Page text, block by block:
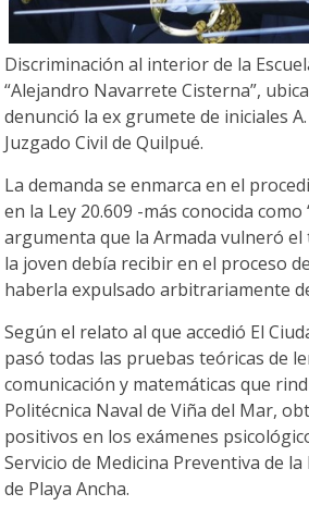
Discriminación al interior de la
“Alejandro Navarrete Cisterna”,
denunció la ex grumete de iniciales
Juzgado Civil de Quilpué.
La demanda se enmarca en el
en la Ley 20.609 -más conocida como
argumenta que la Armada vulneró
la joven debía recibir en el proceso
haberla expulsado arbitrariamente
Según el relato al que accedió El
pasó todas las pruebas teóricas de
comunicación y matemáticas que
Politécnica Naval de Viña del Mar,
positivos en los exámenes
Servicio de Medicina Preventiva de
de Playa Ancha.